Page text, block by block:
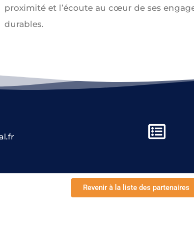
proximité et l’écoute au cœur de ses
durables.
Revenir à la liste des partenaires